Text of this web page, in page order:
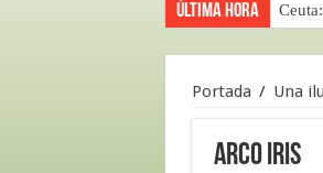
Última hora
Portada / Una
arco iris